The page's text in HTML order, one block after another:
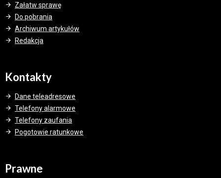
Załatw sprawę
Do pobrania
Archiwum artykułów
Redakcja
Kontakty
Dane teleadresowe
Telefony alarmowe
Telefony zaufania
Pogotowie ratunkowe
Prawne